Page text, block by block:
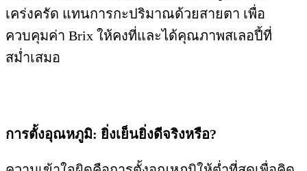
เคร่งครัด แทนการกะปริมาณด้วยสายตา เพื่อ
ควบคุมค่า Brix ให้คงที่และได้คุณภาพสเลอปี้ที่
สม่ำเสมอ
การตั้งอุณหภูมิ: ยิ่งเย็นยิ่งดีจริงหรือ?